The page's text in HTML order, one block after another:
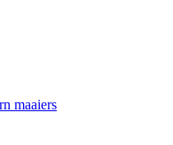
maaiers